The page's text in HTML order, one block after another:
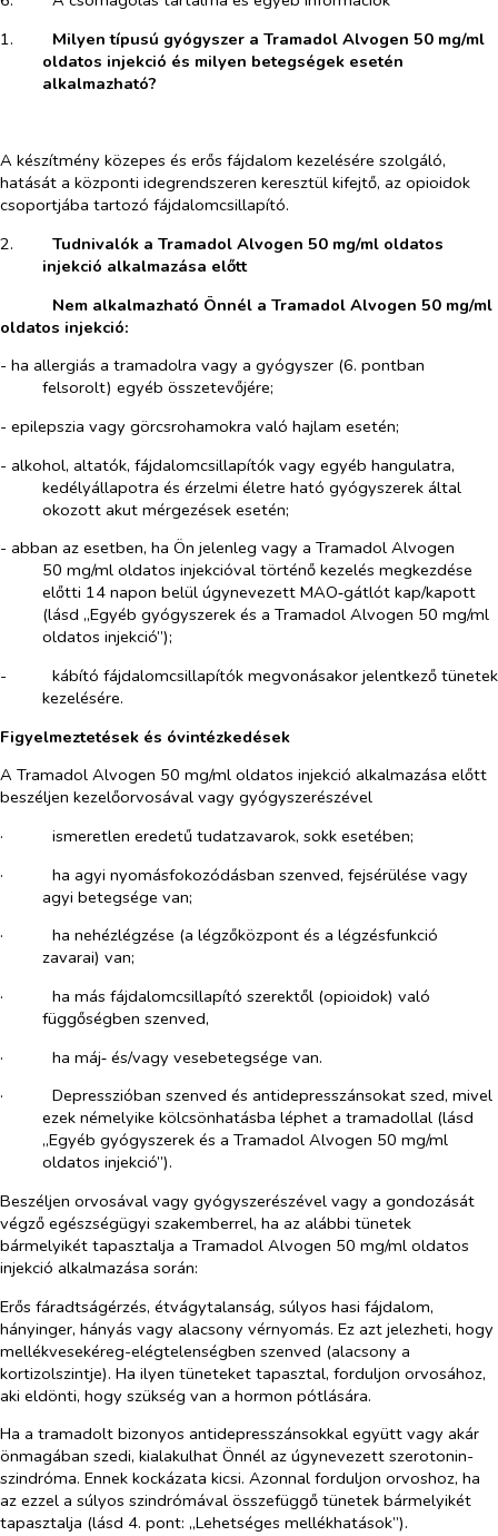
1.​
Milyen típusú gyógyszer a Tramadol Alvogen 50 mg/ml
oldatos injekció és milyen betegségek esetén
alkalmazható?
A készítmény közepes és erős fájdalom kezelésére szolgáló,
hatását a központi idegrendszeren keresztül kifejtő, az opioidok
csoportjába tartozó fájdalomcsillapító.
2.​
Tudnivalók a Tramadol Alvogen 50 mg/ml oldatos
injekció alkalmazása előtt
Nem alkalmazható Önnél a Tramadol Alvogen 50 mg/ml
oldatos injekció:
- ha allergiás a tramadolra vagy a gyógyszer (6. pontban
felsorolt) egyéb összetevőjére;
- epilepszia vagy görcsrohamokra való hajlam esetén;
- alkohol, altatók, fájdalomcsillapítók vagy egyéb hangulatra,
kedélyállapotra és érzelmi életre ható gyógyszerek által
okozott akut mérgezések esetén;
- abban az esetben, ha Ön jelenleg vagy a Tramadol Alvogen
50 mg/ml oldatos injekcióval történő kezelés megkezdése
előtti 14 napon belül úgynevezett MAO‑gátlót kap/kapott
(lásd „Egyéb gyógyszerek és a Tramadol Alvogen 50 mg/ml
oldatos injekció”);
-​
kábító fájdalomcsillapítók megvonásakor jelentkező tünetek
kezelésére.
Figyelmeztetések és óvintézkedések
A Tramadol Alvogen 50 mg/ml oldatos injekció alkalmazása előtt
beszéljen kezelőorvosával vagy gyógyszerészével
·​
ismeretlen eredetű tudatzavarok, sokk esetében;
·​
ha agyi nyomásfokozódásban szenved, fejsérülése vagy
agyi betegsége van;
·​
ha nehézlégzése (a légzőközpont és a légzésfunkció
zavarai) van;
·​
ha más fájdalomcsillapító szerektől (opioidok) való
függőségben szenved,
·​
ha máj‑ és/vagy vesebetegsége van.
·​
Depresszióban szenved és antidepresszánsokat szed, mivel
ezek némelyike kölcsönhatásba léphet a tramadollal (lásd
„Egyéb gyógyszerek és a Tramadol Alvogen 50 mg/ml
oldatos injekció”).
Beszéljen orvosával vagy gyógyszerészével vagy a gondozását
végző egészségügyi szakemberrel, ha az alábbi tünetek
bármelyikét tapasztalja a Tramadol Alvogen 50 mg/ml oldatos
injekció alkalmazása során:
Erős fáradtságérzés, étvágytalanság, súlyos hasi fájdalom,
hányinger, hányás vagy alacsony vérnyomás. Ez azt jelezheti, hogy
mellékvesekéreg-elégtelenségben szenved (alacsony a
kortizolszintje). Ha ilyen tüneteket tapasztal, forduljon orvosához,
aki eldönti, hogy szükség van a hormon pótlására.
Ha a tramadolt bizonyos antidepresszánsokkal együtt vagy akár
önmagában szedi, kialakulhat Önnél az úgynevezett szerotonin-
szindróma. Ennek kockázata kicsi. Azonnal forduljon orvoshoz, ha
az ezzel a súlyos szindrómával összefüggő tünetek bármelyikét
tapasztalja (lásd 4. pont: „Lehetséges mellékhatások”).